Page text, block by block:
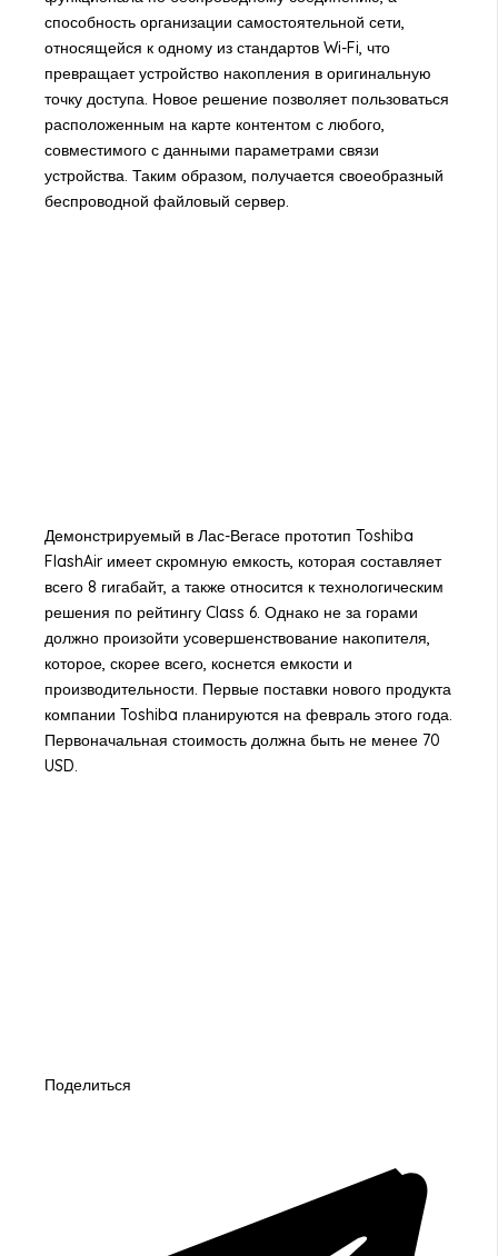
способность организации самостоятельной сети,
относящейся к одному из стандартов Wi-Fi, что
превращает устройство накопления в оригинальную
точку доступа. Новое решение позволяет пользоваться
расположенным на карте контентом с любого,
совместимого с данными параметрами связи
устройства. Таким образом, получается своеобразный
беспроводной файловый сервер.
Демонстрируемый в Лас-Вегасе прототип Toshiba
FlashAir имеет скромную емкость, которая составляет
всего 8 гигабайт, а также относится к технологическим
решения по рейтингу Class 6. Однако не за горами
должно произойти усовершенствование накопителя,
которое, скорее всего, коснется емкости и
производительности. Первые поставки нового продукта
компании Toshiba планируются на февраль этого года.
Первоначальная стоимость должна быть не менее 70
USD.
Поделиться